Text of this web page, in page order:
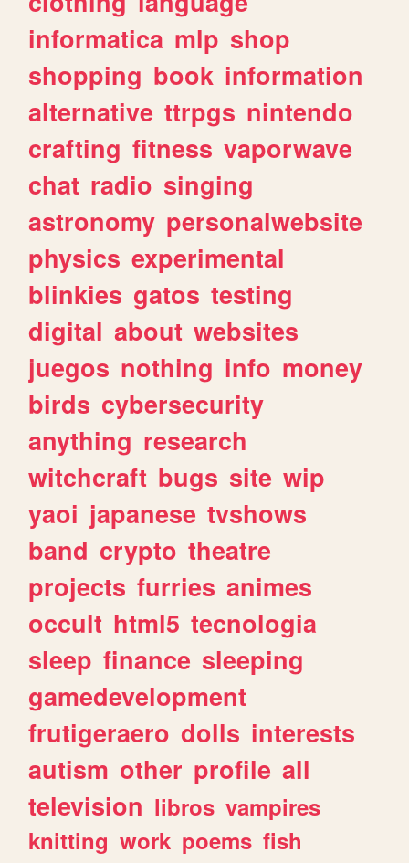
informatica mlp shop
shopping book information
alternative ttrpgs nintendo
crafting fitness vaporwave
chat radio singing
astronomy personalwebsite
physics experimental
blinkies gatos testing
digital about websites
juegos nothing info money
birds cybersecurity
anything research
witchcraft bugs site wip
yaoi japanese tvshows
band crypto theatre
projects furries animes
occult html5 tecnologia
sleep finance sleeping
gamedevelopment
frutigeraero dolls interests
autism other profile all
television libros vampires
knitting work poems fish